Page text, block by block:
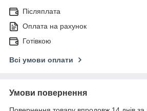
Післяплата
Оплата на рахунок
Готівкою
Всі умови оплати
Умови повернення